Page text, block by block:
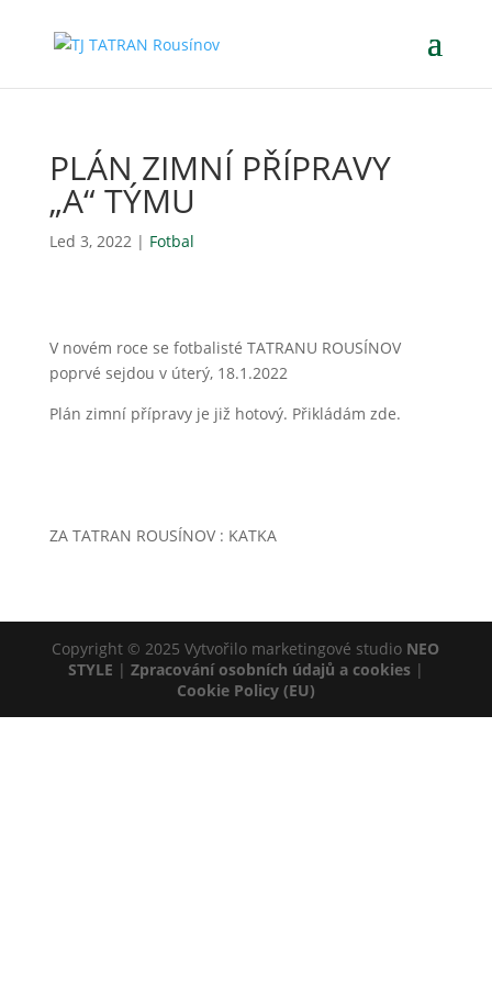
PLÁN ZIMNÍ PŘÍPRAVY
„A“ TÝMU
Led 3, 2022| Fotbal
V novém roce se fotbalisté TATRANU ROUSÍNOV
poprvé sejdou v úterý, 18.1.2022
Plán zimní přípravy je již hotový. Přikládám zde.
ZA TATRAN ROUSÍNOV : KATKA
Copyright © 2025 Vytvořilo marketingové studio NEO
STYLE | Zpracování osobních údajů a cookies|
Cookie Policy (EU)